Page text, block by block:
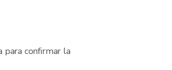
para confirmar la